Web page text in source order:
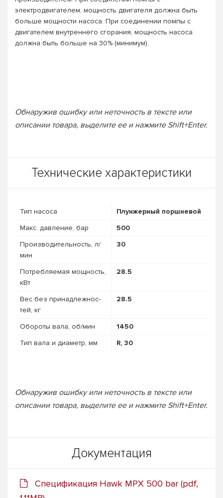
электродвигателем, мощность двигателя должна быть
больше мощности насоса. При соединении помпы с
двигателем внутреннего сгорания, мощность насоса
должна быть больше на 30% (минимум).
Обнаружив ошибку или неточность в тексте или
описании товара, выделите ее и нажмите Shift+Enter.
Технические характеристики
Тип насоса
Плунжерный поршневой
Макс. давление, бар
500
Про­из­во­дитель­ность, л/
мин
30
Потребляемая мощность,
кВт
28.5
Вес без при­над­лежнос­
тей, кг
28.5
Обороты вала, об/мин
1450
Тип вала и диаметр, мм
R, 30
Обнаружив ошибку или неточность в тексте или
описании товара, выделите ее и нажмите Shift+Enter.
Документация
Спецификация Hawk MPX 500 bar (pdf,